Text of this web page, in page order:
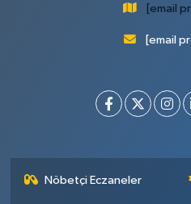
[email
[email
Nöbetçi Eczaneler